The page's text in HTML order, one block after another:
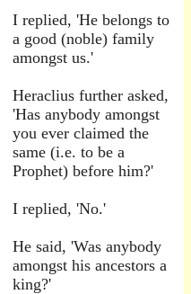
I replied, 'He belongs to
a good (noble) family
amongst us.'
Heraclius further asked,
'Has anybody amongst
you ever claimed the
same (i.e. to be a
Prophet) before him?'
I replied, 'No.'
He said, 'Was anybody
amongst his ancestors a
king?'